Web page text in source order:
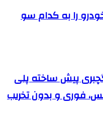
را به کدام سو
پیش ساخته پلی
فوری و بدون تخریب